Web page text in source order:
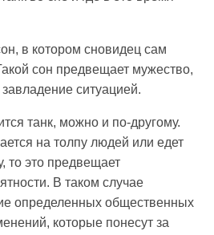
в котором сновидец сам
сон предвещает мужество,
ситуацией.
танк, можно и по-другому.
на толпу людей или едет
то это предвещает
В таком случае
определенных общественных
которые понесут за